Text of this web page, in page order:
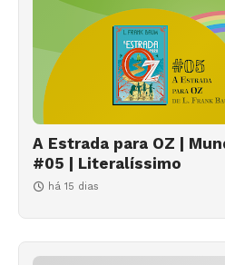
A Estrada para OZ |
#05 | Literalíssimo
há 15 dias